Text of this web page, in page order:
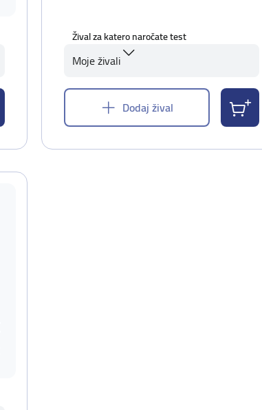
Žival za katero naročate test
Moje živali
Dodaj žival